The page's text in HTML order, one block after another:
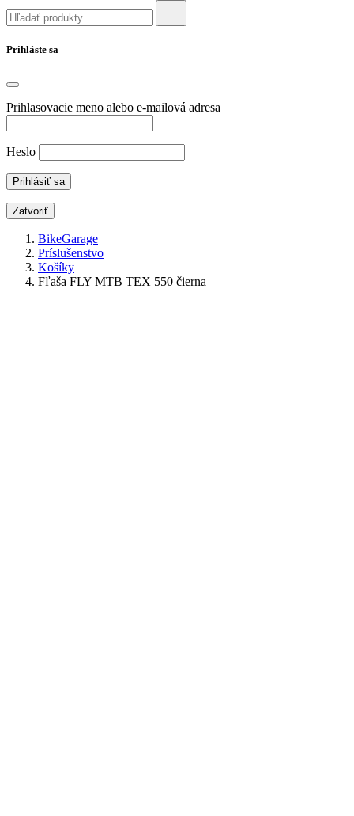
Prihláste sa
Prihlasovacie meno alebo e-mailová adresa
Heslo
Zatvoriť
BikeGarage
Príslušenstvo
Košíky
Fľaša FLY MTB TEX 550 čierna